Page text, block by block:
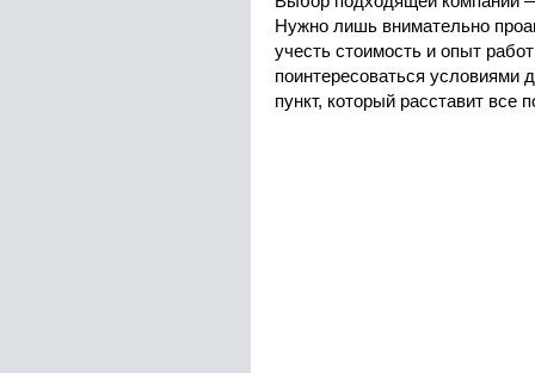
Нужно лишь внимательно
учесть стоимость и опыт
поинтересоваться условиями
пункт, который расставит все